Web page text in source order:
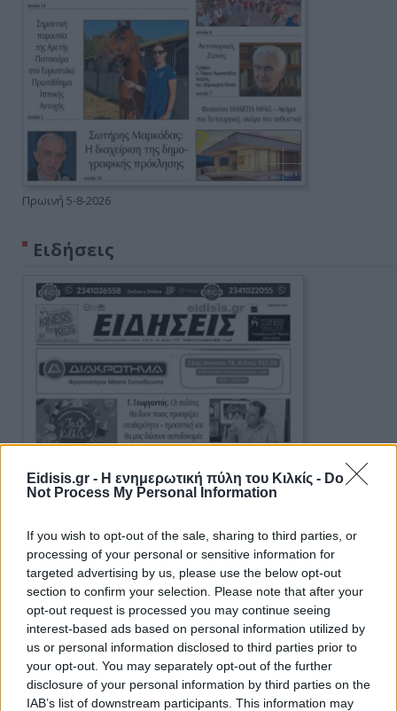
Eidisis.gr - Η ενημερωτική πύλη του Κιλκίς - Do
Not Process My Personal Information
If you wish to opt-out of the sale, sharing to third parties, or
processing of your personal or sensitive information for
targeted advertising by us, please use the below opt-out
section to confirm your selection. Please note that after your
opt-out request is processed you may continue seeing
interest-based ads based on personal information utilized by
us or personal information disclosed to third parties prior to
your opt-out. You may separately opt-out of the further
disclosure of your personal information by third parties on the
IAB’s list of downstream participants. This information may
Πρωινή 5-8-2026
Ειδήσεις
Ειδήσεις 5-8-2026